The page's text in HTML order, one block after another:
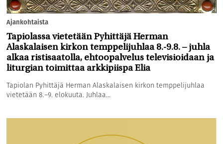
Ajankohtaista
Tapiolassa vietetään Pyhittäjä Herman
Alaskalaisen kirkon temppelijuhlaa 8.-9.8. – juhla
alkaa ristisaatolla, ehtoopalvelus televisioidaan ja
liturgian toimittaa arkkipiispa Elia
Tapiolan Pyhittäjä Herman Alaskalaisen kirkon temppelijuhlaa
vietetään 8.–9. elokuuta. Juhlaa...